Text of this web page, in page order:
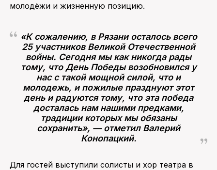
молодёжи и жизненную позицию.
«К сожалению, в Рязани осталось всего
25 участников Великой Отечественной
войны. Сегодня мы как никогда рады
тому, что День Победы возобновился у
нас с такой мощной силой, что и
молодежь, и пожилые празднуют этот
день и радуются тому, что эта победа
досталась нам нашими предками,
традиции которых мы обязаны
сохранить», — отметил Валерий
Конопацкий.
Для гостей выступили солисты и хор театра в